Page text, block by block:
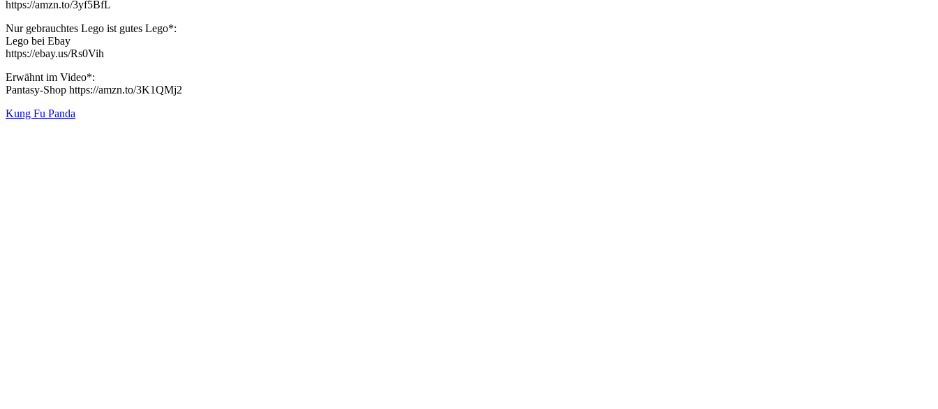
https://amzn.to/3yf5BfL
Nur gebrauchtes Lego ist gutes Lego*:
Lego bei Ebay
https://ebay.us/Rs0Vih
Erwähnt im Video*:
Pantasy-Shop https://amzn.to/3K1QMj2
Kung Fu Panda